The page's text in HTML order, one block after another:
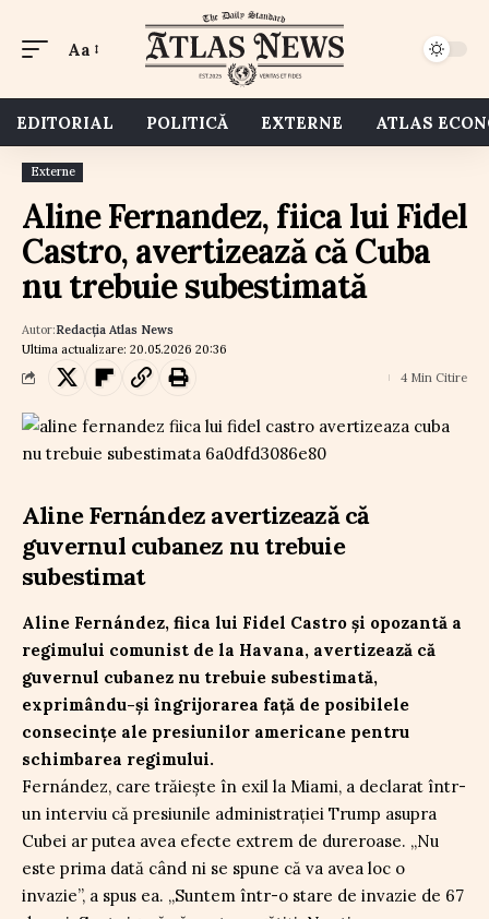
Aa
EDITORIAL POLITICĂ EXTERNE ATLAS
Externe
Aline Fernandez, fiica lui Fidel
Castro, avertizează că Cuba
nu trebuie subestimată
Ultima actualizare: 20.05.2026 20:36
Autor:Redacția Atlas News
4 Min Citire
Aline Fernández avertizează că
guvernul cubanez nu trebuie
subestimat
Aline Fernández, fiica lui Fidel Castro și opozantă a
regimului comunist de la Havana, avertizează că
guvernul cubanez nu trebuie subestimată,
exprimându-și îngrijorarea față de posibilele
consecințe ale presiunilor americane pentru
schimbarea regimului.
Fernández, care trăiește în exil la Miami, a declarat într-
un interviu că presiunile administrației Trump asupra
Cubei ar putea avea efecte extrem de dureroase. „Nu
este prima dată când ni se spune că va avea loc o
invazie”, a spus ea. „Suntem într-o stare de invazie de 67